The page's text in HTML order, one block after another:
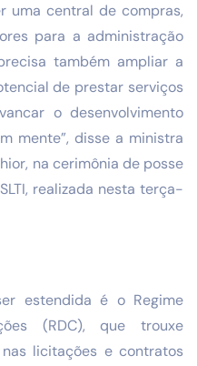
uma central de compras,
para a administração
também ampliar a
de prestar serviços
o desenvolvimento
mente”, disse a ministra
na cerimônia de posse
realizada nesta terça-
estendida é o Regime
(RDC), que trouxe
licitações e contratos